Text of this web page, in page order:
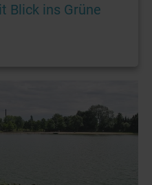
Blick ins Grüne